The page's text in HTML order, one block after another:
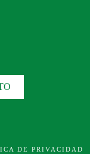
DE PRIVACIDAD